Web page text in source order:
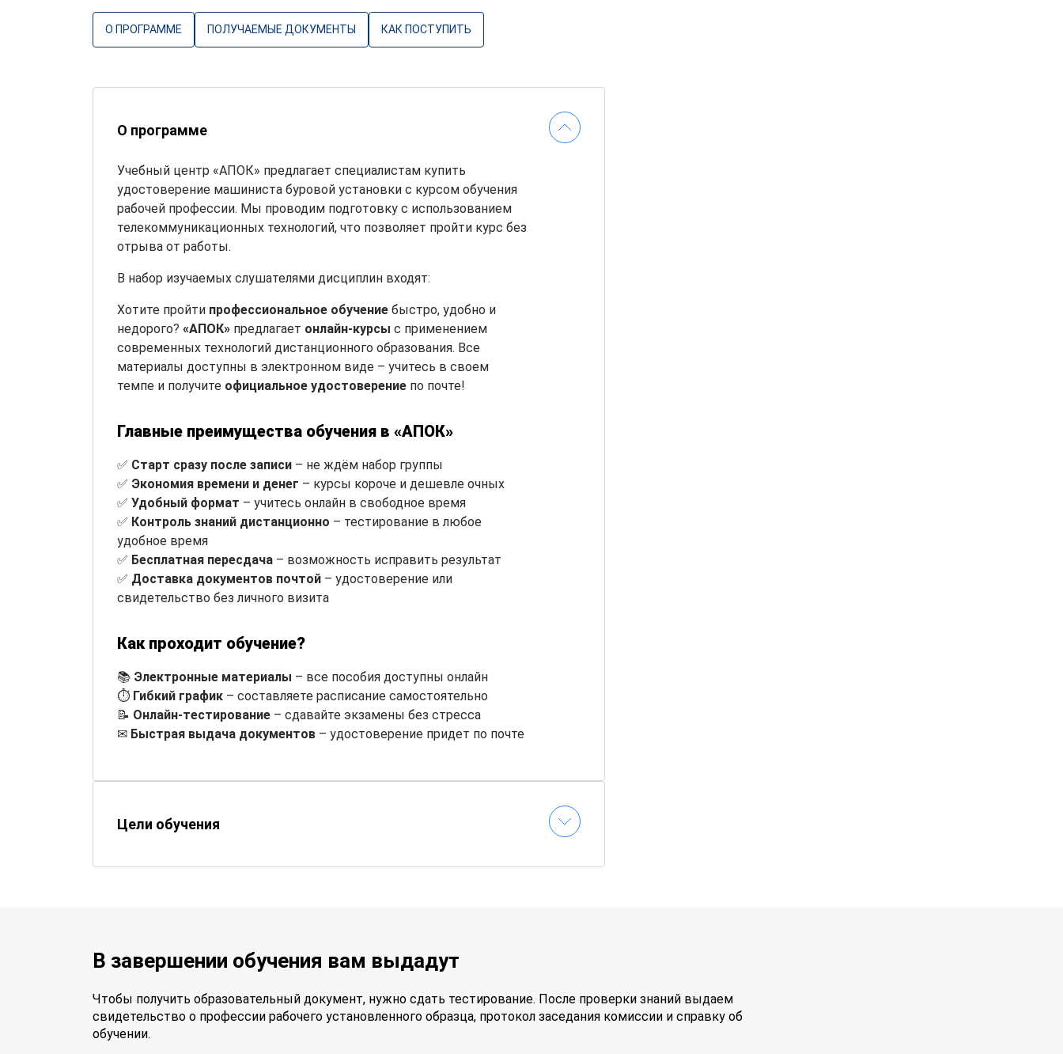
О ПРОГРАММЕ ПОЛУЧАЕМЫЕ ДОКУМЕНТЫ КАК ПОСТУПИТЬ
О программе
Учебный центр «АПОК» предлагает специалистам купить
удостоверение машиниста буровой установки с курсом обучения
рабочей профессии. Мы проводим подготовку с использованием
телекоммуникационных технологий, что позволяет пройти курс без
отрыва от работы.
В набор изучаемых слушателями дисциплин входят:
Хотите пройти профессиональное обучение быстро, удобно и
недорого? «АПОК» предлагает онлайн-курсы с применением
современных технологий дистанционного образования. Все
материалы доступны в электронном виде – учитесь в своем
темпе и получите официальное удостоверение по почте!
Главные преимущества обучения в «АПОК»
✅ Старт сразу после записи – не ждём набор группы
✅ Экономия времени и денег – курсы короче и дешевле очных
✅ Удобный формат – учитесь онлайн в свободное время
✅ Контроль знаний дистанционно – тестирование в любое
удобное время
✅ Бесплатная пересдача – возможность исправить результат
✅ Доставка документов почтой – удостоверение или
свидетельство без личного визита
Как проходит обучение?
📚 Электронные материалы – все пособия доступны онлайн
⏱ Гибкий график – составляете расписание самостоятельно
📝 Онлайн-тестирование – сдавайте экзамены без стресса
✉ Быстрая выдача документов – удостоверение придет по почте
Цели обучения
В завершении обучения вам выдадут
Чтобы получить образовательный документ, нужно сдать тестирование. После проверки знаний выдаем
свидетельство о профессии рабочего установленного образца, протокол заседания комиссии и справку об
обучении.